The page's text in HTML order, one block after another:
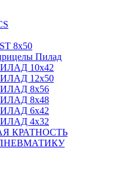
8х50
Пилад
10х42
12х50
8х56
8х48
6х42
4х32
КРАТНОСТЬ